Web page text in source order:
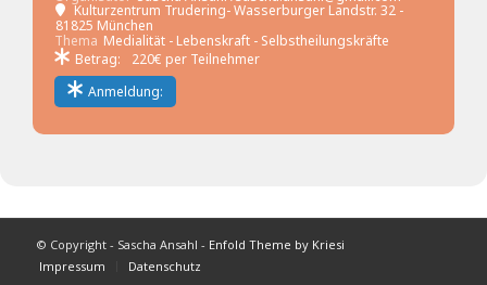
Kulturzentrum Trudering- Wasserburger Landstr. 32 -
81825 München
Thema Medialität - Lebenskraft - Selbstheilungskräfte
Betrag:
220€ per Teilnehmer
Anmeldung:
© Copyright - Sascha Ansahl - Enfold Theme by Kriesi
Impressum
Datenschutz